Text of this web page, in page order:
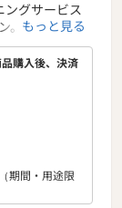
ングサービス
。すべてはそ
供できる水洗
です。
もっと見る
購入後、決済
期間・用途限